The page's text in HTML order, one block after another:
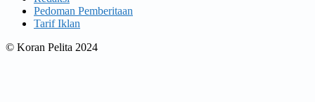
Pedoman Pemberitaan
Tarif Iklan
© Koran Pelita 2024